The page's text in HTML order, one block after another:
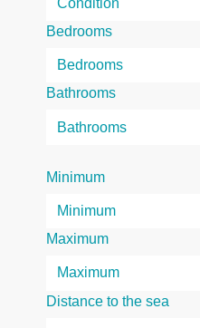
Bedrooms
Bathrooms
Minimum
Maximum
Distance to the sea